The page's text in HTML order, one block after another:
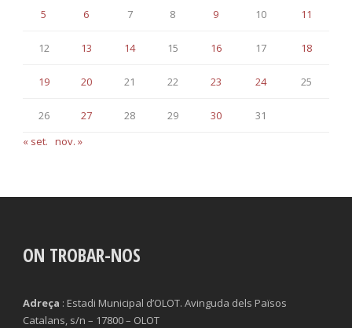
5 6 7 8 9 10 11
12 13 14 15 16 17 18
19 20 21 22 23 24 25
26 27 28 29 30
31
« set. nov. »
ON TROBAR-NOS
Adreça : Estadi Municipal d’OLOT. Avinguda dels Països
Catalans, s/n – 17800 – OLOT